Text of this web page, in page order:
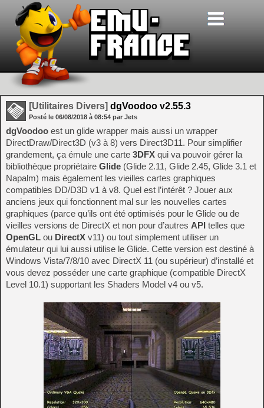
[Utilitaires Divers] dgVoodoo v2.55.3
Posté le 06/08/2018 à 08:54 par Jets
dgVoodoo est un glide wrapper mais aussi un wrapper
DirectDraw/Direct3D (v3 à 8) vers Direct3D11. Pour simplifier
grandement, ça émule une carte 3DFX qui va pouvoir gérer la
bibliothèque propriétaire Glide (Glide 2.11, Glide 2.45, Glide 3.1 et
Napalm) mais également les vieilles cartes graphiques
compatibles DD/D3D v1 à v8. Quel est l’intérêt ? Jouer aux
anciens jeux qui fonctionnent mal sur les nouvelles cartes
graphiques (parce qu’ils ont été optimisés pour le Glide ou de
vieilles versions de DirectX et non pour d’autres API telles que
OpenGL ou DirectX v11) ou tout simplement utiliser un
émulateur qui lui aussi utilise le Glide. Cette version est destiné à
Windows Vista/7/8/10 avec DirectX 11 (ou supérieur) d’installé et
vous devez posséder une carte graphique (compatible DirectX
Level 10.1) supportant les Shaders Model v4 ou v5.